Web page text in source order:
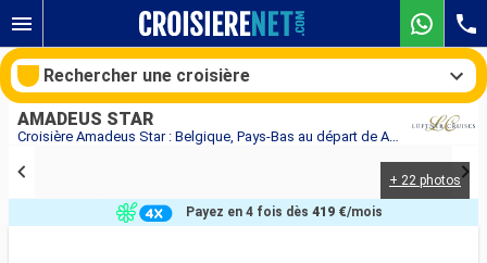
Croisière Amadeus Star : Belgique, Pays-Bas au départ de Amsterdam
AMADEUS STAR
+ 22 photos
Payez en 4 fois dès 419 €/mois
Rechercher une croisière
Nos destinations